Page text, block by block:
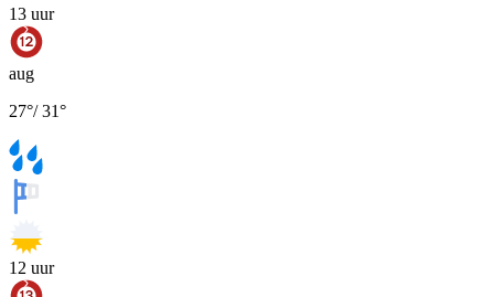
13 uur
aug
27°/31°
12 uur